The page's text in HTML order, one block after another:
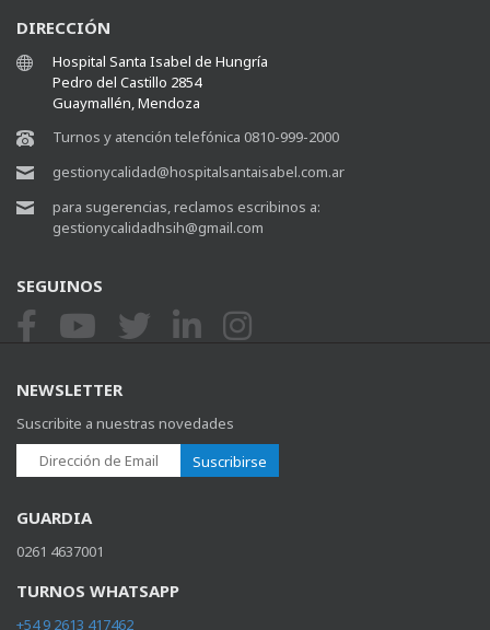
DIRECCIÓN
Hospital Santa Isabel de Hungría
Pedro del Castillo 2854
Guaymallén, Mendoza
Turnos y atención telefónica 0810-999-2000
gestionycalidad@hospitalsantaisabel.com.ar
para sugerencias, reclamos escribinos a:
gestionycalidadhsih@gmail.com
SEGUINOS
NEWSLETTER
Suscribite a nuestras novedades
Suscribirse
GUARDIA
0261 4637001
TURNOS WHATSAPP
+54 9 2613 417462